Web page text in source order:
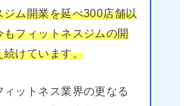
ジム開業を延べ300店舗以
もフィットネスジムの開
続けています。
ィットネス業界の更なる